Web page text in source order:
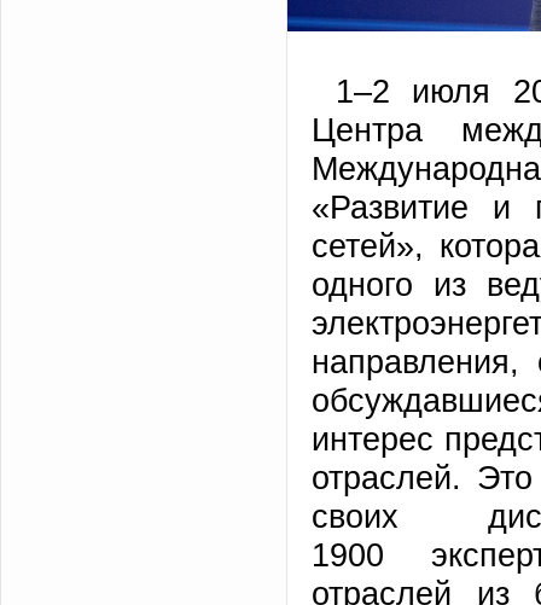
1–2 июля
Центра
«Развитие и
сетей»,
одного из
интерес
отраслей.
своих
1900
отраслей из